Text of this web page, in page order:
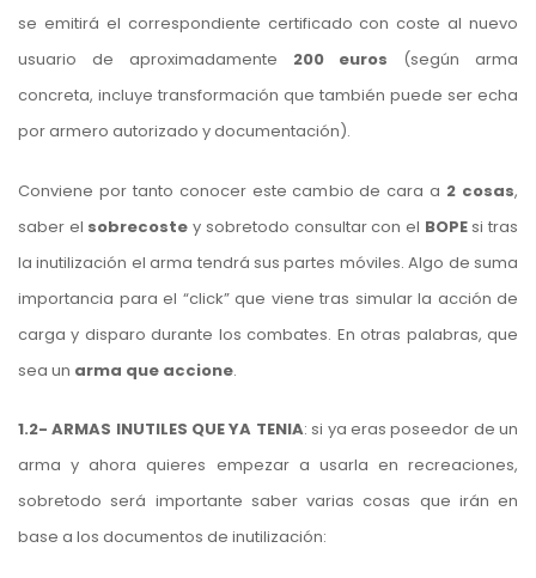
se emitirá el correspondiente certificado con coste al nuevo
usuario de aproximadamente 200 euros (según arma
concreta, incluye transformación que también puede ser echa
por armero autorizado y documentación).
Conviene por tanto conocer este cambio de cara a 2 cosas,
saber el sobrecostey sobretodo consultar con el BOPEsi tras
la inutilización el arma tendrá sus partes móviles. Algo de suma
importancia para el “click” que viene tras simular la acción de
carga y disparo durante los combates. En otras palabras, que
sea un arma que accione.
1.2- ARMAS INUTILES QUE YA TENIA: si ya eras poseedor de un
arma y ahora quieres empezar a usarla en recreaciones,
sobretodo será importante saber varias cosas que irán en
base a los documentos de inutilización: